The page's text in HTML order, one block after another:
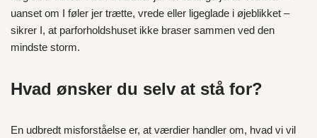
uanset om I føler jer trætte, vrede eller ligeglade i øjeblikket –
sikrer I, at parforholdshuset ikke braser sammen ved den
mindste storm.
Hvad ønsker du selv at stå for?
En udbredt misforståelse er, at værdier handler om, hvad vi vil